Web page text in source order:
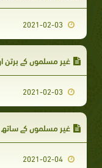
غیر مسلموں کے برتن
غیر مسلموں کے ساتھ